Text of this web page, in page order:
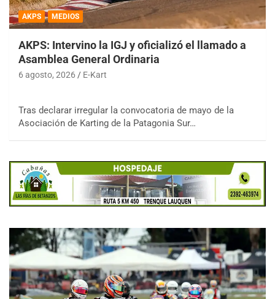
AKPS MEDIOS
AKPS: Intervino la IGJ y oficializó el llamado a
Asamblea General Ordinaria
6 agosto, 2026 E-Kart
Tras declarar irregular la convocatoria de mayo de la
Asociación de Karting de la Patagonia Sur…